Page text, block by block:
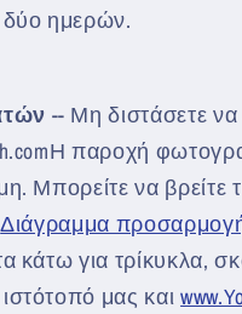
ημερών.
-- Μη διστάσετε
παροχή
Μπορείτε να βρείτε
Διάγραμμα
για τρίκυκλα,
μας και